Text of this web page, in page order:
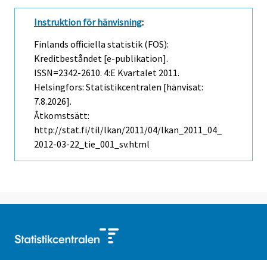
Instruktion för hänvisning:
Finlands officiella statistik (FOS):
Kreditbeståndet [e-publikation].
ISSN=2342-2610. 4:e Kvartalet 2011.
Helsingfors: Statistikcentralen [hänvisat:
7.8.2026].
Åtkomstsätt:
http://stat.fi/til/lkan/2011/04/lkan_2011_04_
2012-03-22_tie_001_sv.html